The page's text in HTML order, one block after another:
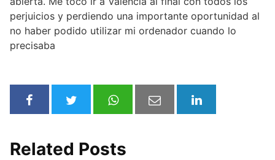
perjuicios y perdiendo una importante oportunidad al
no haber podido utilizar mi ordenador cuando lo
precisaba
Related Posts